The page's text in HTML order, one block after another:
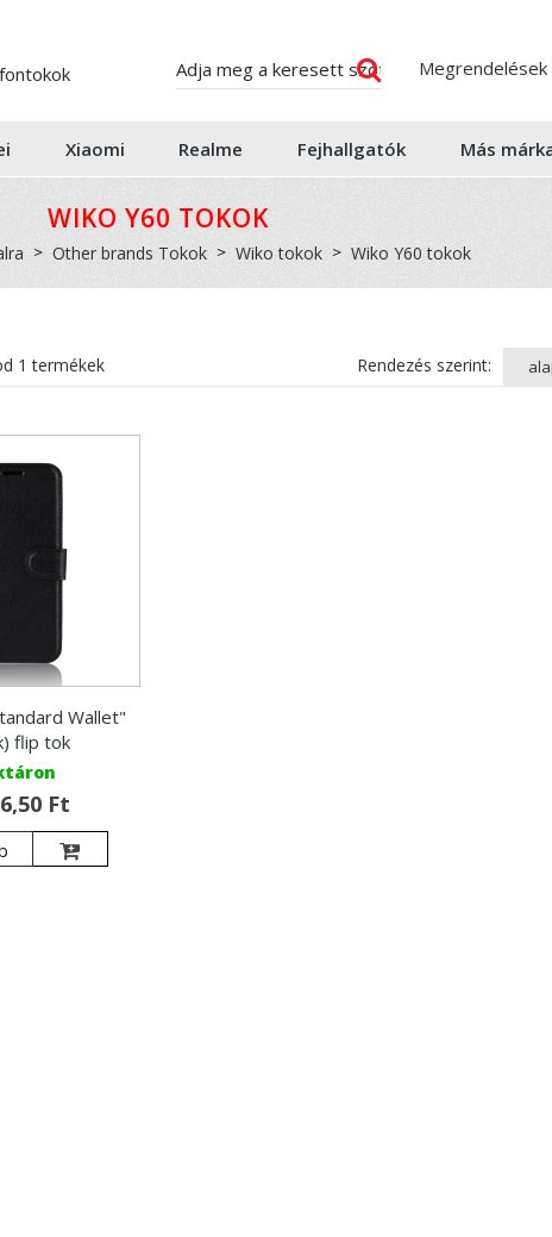
Megrendelések
Xiaomi Realme Fejhallgatók Más
WIKO Y60 TOKOK
Other brands Tokok Wiko tokok Wiko Y60 tokok
1 termékek Rendezés szerint:
Wallet"
flip tok
Ft